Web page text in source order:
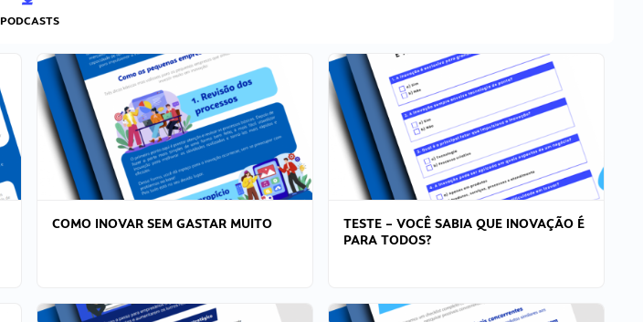
PODCASTS
COMO INOVAR SEM GASTAR MUITO
TESTE – VOCÊ SABIA QUE INOVAÇÃO É
PARA TODOS?